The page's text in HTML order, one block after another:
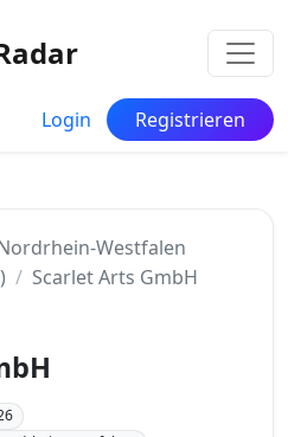
Login Registrieren
Westfalen
Scarlet Arts GmbH